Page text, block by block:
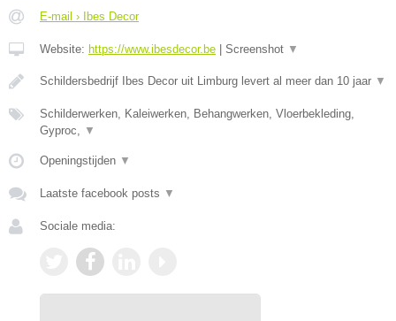
E-mail › Ibes Decor
Website: https://www.ibesdecor.be Screenshot ▼
Schildersbedrijf Ibes Decor uit Limburg levert al meer dan 10 jaar ▼
Schilderwerken, Kaleiwerken, Behangwerken, Vloerbekleding,
Gyproc, ▼
Openingstijden ▼
Laatste facebook posts ▼
Sociale media: